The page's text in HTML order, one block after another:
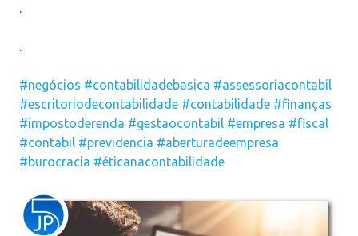
.
.
#negócios #contabilidadebasica #assessoriacontabil
#escritoriodecontabilidade #contabilidade #finanças
#impostoderenda #gestaocontabil #empresa #fiscal
#contabil #previdencia #aberturadeempresa
#burocracia #éticanacontabilidade